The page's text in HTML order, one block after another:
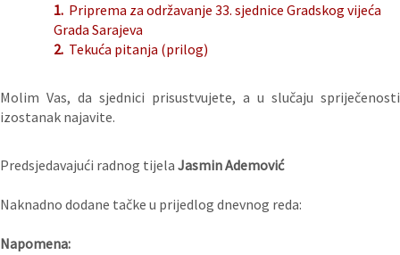
1. Priprema za održavanje 33. sjednice Gradskog vijeća
Grada Sarajeva
2. Tekuća pitanja (prilog)
Molim Vas, da sjednici prisustvujete, a u slučaju spriječenosti
izostanak najavite.
Predsjedavajući radnog tijela Jasmin Ademović
Naknadno dodane tačke u prijedlog dnevnog reda:
Napomena: